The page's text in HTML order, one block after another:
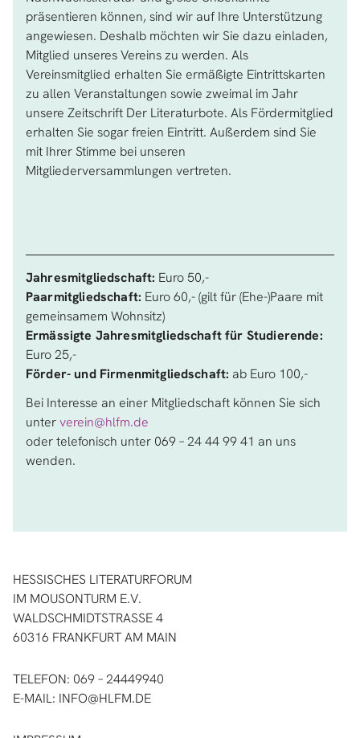
präsentieren können, sind wir auf Ihre Unterstützung
angewiesen. Deshalb möchten wir Sie dazu einladen,
Mitglied unseres Vereins zu werden. Als
Vereinsmitglied erhalten Sie ermäßigte Eintrittskarten
zu allen Veranstaltungen sowie zweimal im Jahr
unsere Zeitschrift Der Literaturbote. Als Fördermitglied
erhalten Sie sogar freien Eintritt. Außerdem sind Sie
mit Ihrer Stimme bei unseren
Mitgliederversammlungen vertreten.
Jahresmitgliedschaft: Euro 50,-
Paarmitgliedschaft: Euro 60,- (gilt für (Ehe-)Paare mit
gemeinsamem Wohnsitz)
Ermässigte Jahresmitgliedschaft für Studierende:
Euro 25,-
Förder- und Firmenmitgliedschaft: ab Euro 100,-
Bei Interesse an einer Mitgliedschaft können Sie sich
unterverein@hlfm.de
oder telefonisch unter 069 – 24 44 99 41 an uns
wenden.
HESSISCHES LITERATURFORUM
IM MOUSONTURM E.V.
WALDSCHMIDTSTRASSE 4
60316 FRANKFURT AM MAIN
TELEFON: 069 – 24449940
E-MAIL: INFO@HLFM.DE